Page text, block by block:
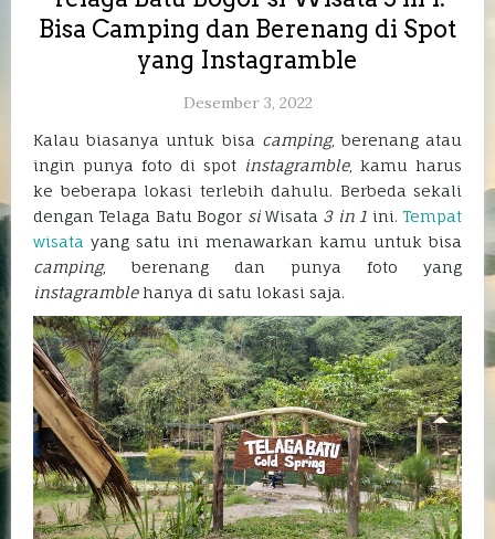
Bisa Camping dan Berenang di Spot
yang Instagramble
Desember 3, 2022
Kalau biasanya untuk bisa camping, berenang atau
ingin punya foto di spot instagramble, kamu harus
ke beberapa lokasi terlebih dahulu. Berbeda sekali
dengan Telaga Batu Bogor siWisata 3 in 1 ini.Tempat
wisata yang satu ini menawarkan kamu untuk bisa
camping, berenang dan punya foto yang
instagramblehanya di satu lokasi saja.